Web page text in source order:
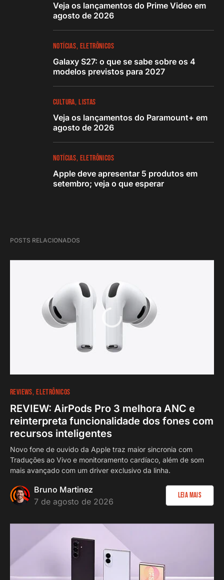
Veja os lançamentos do Prime Video em
agosto de 2026
NOTÍCIAS ELETRÔNICOS
Galaxy S27: o que se sabe sobre os 4
modelos previstos para 2027
CULTURA LISTAS
Veja os lançamentos do Paramount+ em
agosto de 2026
NOTÍCIAS ELETRÔNICOS
Apple deve apresentar 5 produtos em
setembro; veja o que esperar
POSTS RELACIONADOS
REVIEWS ELETRÔNICOS
REVIEW: AirPods Pro 3 melhora ANC e
reinterpreta funcionalidade dos fones com
recursos inteligentes
Novo fone de ouvido da Apple traz maior sincronia com
Traduções ao Vivo e monitoramento cardíaco, além de som
mais avançado com um driver exclusivo da linha.
Bruno Martinez
7 de agosto de 2026
Leia Mais